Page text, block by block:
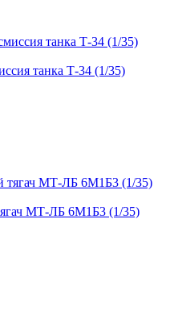
танка Т-34 (1/35)
МТ-ЛБ 6М1Б3 (1/35)